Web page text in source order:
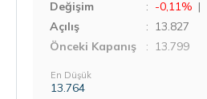
Değişim : -0,11% |
Açılış
: 13.827
Önceki Kapanış
: 13.799
En Düşük
13.764